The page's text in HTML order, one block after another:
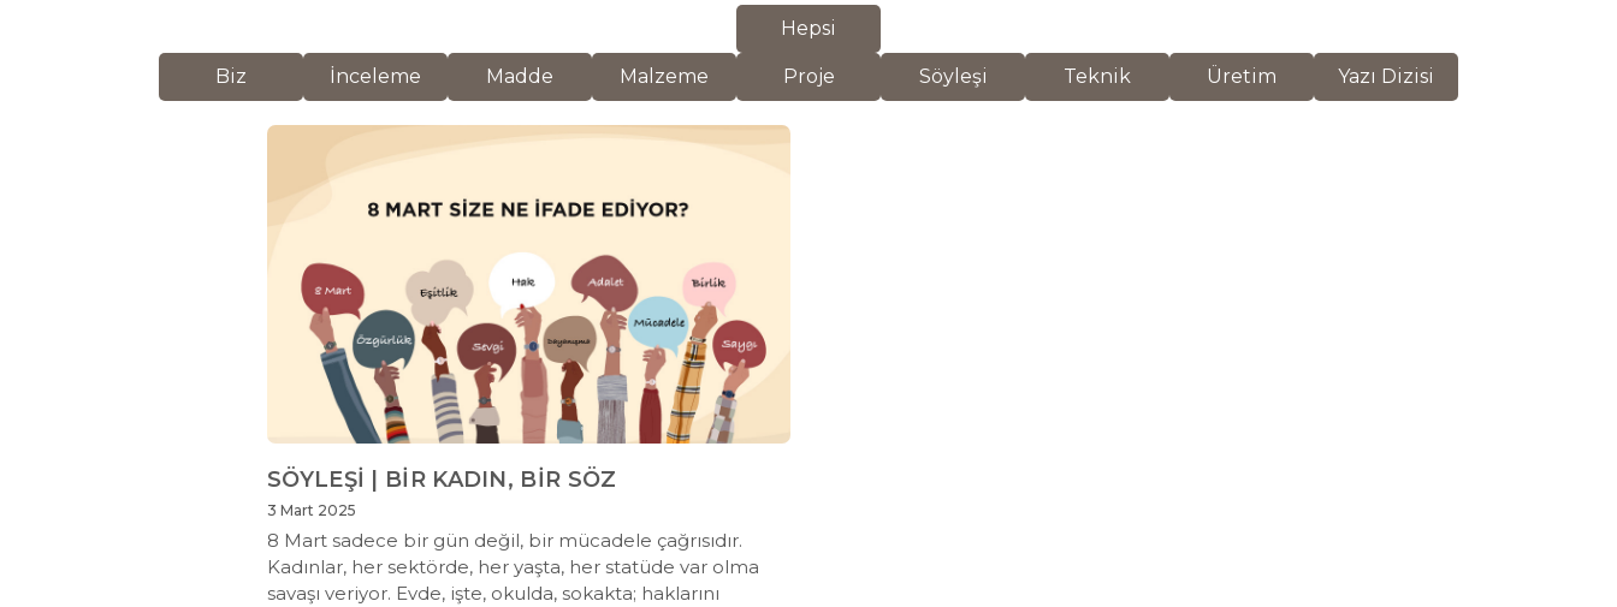
Hepsi
Biz İnceleme Madde Malzeme Proje Söyleşi Teknik Üretim Yazı Dizisi
SÖYLEŞİ | BİR KADIN, BİR SÖZ
3 Mart 2025
8 Mart sadece bir gün değil, bir mücadele çağrısıdır.
Kadınlar, her sektörde, her yaşta, her statüde var olma
savaşı veriyor. Evde, işte, okulda, sokakta; haklarını